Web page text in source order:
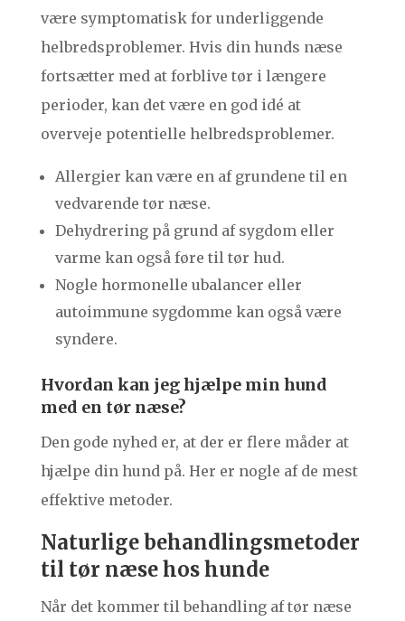
være symptomatisk for underliggende
helbredsproblemer. Hvis din hunds næse
fortsætter med at forblive tør i længere
perioder, kan det være en god idé at
overveje potentielle helbredsproblemer.
Allergier kan være en af grundene til en
vedvarende tør næse.
Dehydrering på grund af sygdom eller
varme kan også føre til tør hud.
Nogle hormonelle ubalancer eller
autoimmune sygdomme kan også være
syndere.
Hvordan kan jeg hjælpe min hund
med en tør næse?
Den gode nyhed er, at der er flere måder at
hjælpe din hund på. Her er nogle af de mest
effektive metoder.
Naturlige behandlingsmetoder
til tør næse hos hunde
Når det kommer til behandling af tør næse